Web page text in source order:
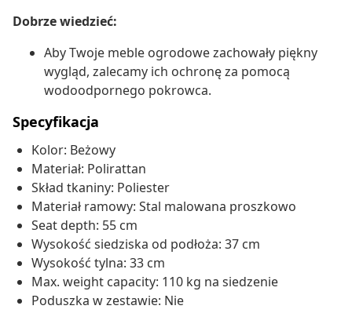
Dobrze wiedzieć:
Aby Twoje meble ogrodowe zachowały piękny
wygląd, zalecamy ich ochronę za pomocą
wodoodpornego pokrowca.
Specyfikacja
Kolor: Beżowy
Materiał: Polirattan
Skład tkaniny: Poliester
Materiał ramowy: Stal malowana proszkowo
Seat depth: 55 cm
Wysokość siedziska od podłoża: 37 cm
Wysokość tylna: 33 cm
Max. weight capacity: 110 kg na siedzenie
Poduszka w zestawie: Nie